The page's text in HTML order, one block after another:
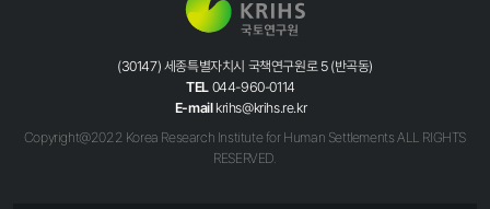
(30147) 세종특별자치시 국책연구원로 5 (반곡동)
TEL 044-960-0114
E-mail krihs@krihs.re.kr
Copyright@2022 Korea Research Institute for Human Settlements ALL RIGHTS
RESERVED.